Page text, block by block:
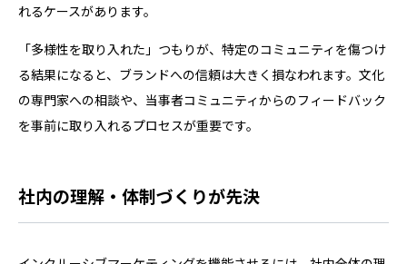
れるケースがあります。
「多様性を取り入れた」つもりが、特定のコミュニティを傷つけ
る結果になると、ブランドへの信頼は大きく損なわれます。文化
の専門家への相談や、当事者コミュニティからのフィードバック
を事前に取り入れるプロセスが重要です。
社内の理解・体制づくりが先決